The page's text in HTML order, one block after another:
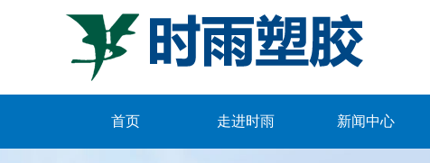
首页 走进时雨 新闻中心